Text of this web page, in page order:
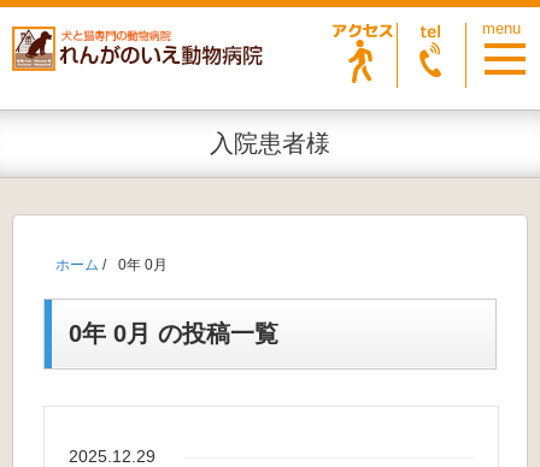
入院患者様
ホーム / 0年 0月
0年 0月 の投稿一覧
2025.12.29